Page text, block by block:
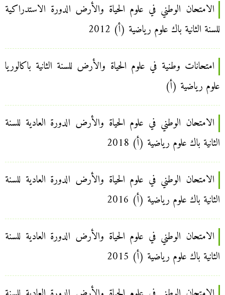
الامتحان الوطني في علوم الحياة والأرض الدورة الاستدراكية
للسنة الثانية باك علوم رياضية (أ) 2012
امتحانات وطنية في علوم الحياة والأرض للسنة الثانية باكالوريا
علوم رياضية (أ)
الامتحان الوطني في علوم الحياة والأرض الدورة العادية للسنة
الثانية باك علوم رياضية (أ) 2018
الامتحان الوطني في علوم الحياة والأرض الدورة العادية للسنة
الثانية باك علوم رياضية (أ) 2016
الامتحان الوطني في علوم الحياة والأرض الدورة العادية للسنة
الثانية باك علوم رياضية (أ) 2015